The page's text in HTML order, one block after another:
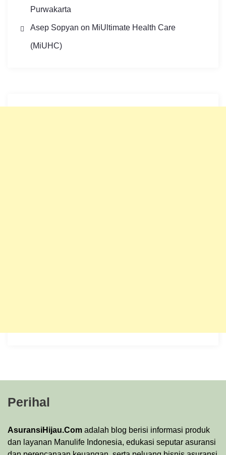
Purwakarta
Asep Sopyan on MiUltimate Health Care
(MiUHC)
Perihal
AsuransiHijau.Com adalah blog berisi informasi produk
dan layanan Manulife Indonesia, edukasi seputar asuransi